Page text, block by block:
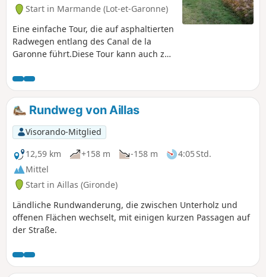
Start in Marmande (Lot-et-Garonne)
Eine einfache Tour, die auf asphaltierten
Radwegen entlang des Canal de la
Garonne führt.Diese Tour kann auch zu
Rundweg von Aillas
Visorando-Mitglied
12,59 km
+158 m -158 m
4:05 Std.
Mittel
Start in Aillas (Gironde)
Ländliche Rundwanderung, die zwischen Unterholz und
offenen Flächen wechselt, mit einigen kurzen Passagen auf
der Straße.